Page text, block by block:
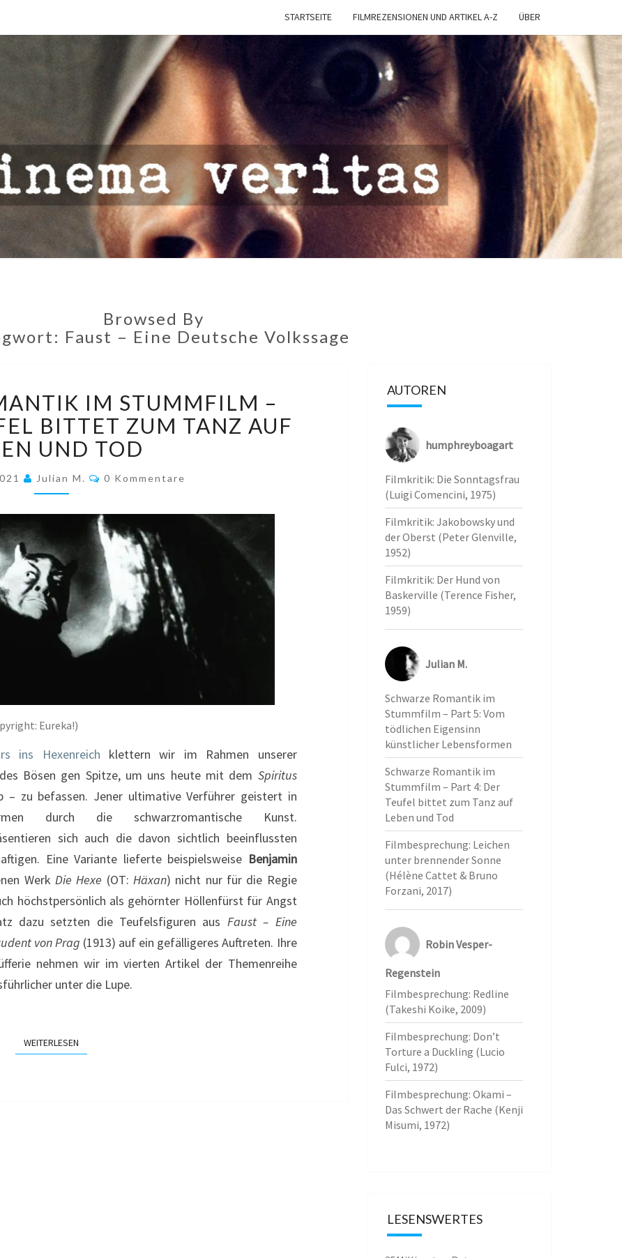
STARTSEITE FILMREZENSIONEN UND ARTIKEL A-Z ÜBER
IN
CINEMA
VERITAS
Browsed By
Faust – Eine Deutsche Volkssage
ROMANTIK
IM
STUMMFILM
–
PART
4:
TEUFEL
BITTET
ZUM
TANZ
AUF
LEBEN
UND
TOD
IM STUMMFILM –
BITTET ZUM TANZ AUF
UND TOD
Julian M. Kommentare
0 Kommentare
Eureka!)
ins Hexenreich klettern wir im Rahmen unserer
Bösen gen Spitze, um uns heute mit dem Spiritus
– zu befassen. Jener ultimative Verführer geistert in
durch die schwarzromantische Kunst.
sich auch die davon sichtlich beeinflussten
Eine Variante lieferte beispielsweise Benjamin
Werk Die Hexe (OT: Häxan) nicht nur für die Regie
höchstpersönlich als gehörnter Höllenfürst für Angst
dazu setzten die Teufelsfiguren aus Faust – Eine
von Prag (1913) auf ein gefälligeres Auftreten. Ihre
nehmen wir im vierten Artikel der Themenreihe
unter die Lupe.
WEITERLESEN
AUTOREN
humphreyboagart
Filmkritik: Die Sonntagsfrau
(Luigi Comencini, 1975)
Filmkritik: Jakobowsky und
der Oberst (Peter Glenville,
1952)
Filmkritik: Der Hund von
Baskerville (Terence Fisher,
1959)
Julian M.
Schwarze Romantik im
Stummfilm – Part 5: Vom
tödlichen Eigensinn
künstlicher Lebensformen
Schwarze Romantik im
Stummfilm – Part 4: Der
Teufel bittet zum Tanz auf
Leben und Tod
Filmbesprechung: Leichen
unter brennender Sonne
(Hélène Cattet & Bruno
Forzani, 2017)
Robin Vesper-
Regenstein
Filmbesprechung: Redline
(Takeshi Koike, 2009)
Filmbesprechung: Don’t
Torture a Duckling (Lucio
Fulci, 1972)
Filmbesprechung: Okami –
Das Schwert der Rache (Kenji
Misumi, 1972)
LESENSWERTES